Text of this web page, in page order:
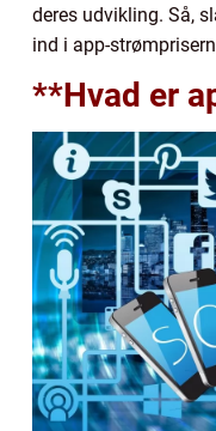
deres udvikling. Så,
ind i app-
**Hvad er